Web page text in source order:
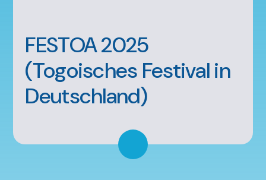
FESTOA 2025
(Togoisches Festival in
Deutschland)